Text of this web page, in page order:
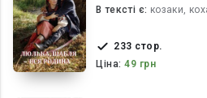
В текcті є: козаки,
233 стор.
Ціна: 49 грн